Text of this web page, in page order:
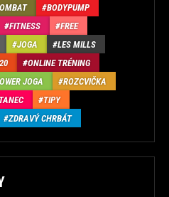
BODYPUMP
FITNESS
FREE
JOGA
LES MILLS
ONLINE TRÉNING
JOGA
ROZCVIČKA
TANEC
TIPY
ZDRAVÝ CHRBÁT